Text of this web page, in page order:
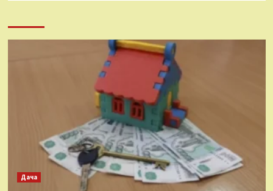
Дача